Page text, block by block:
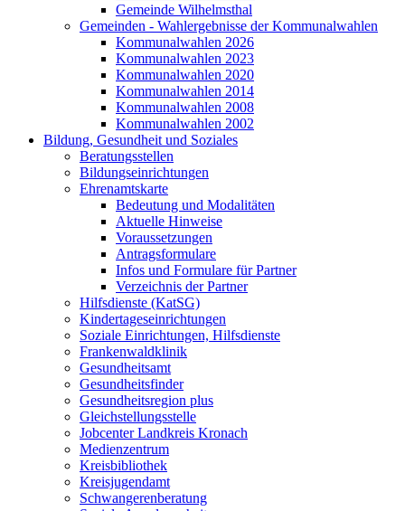
Gemeinde Wilhelmsthal
Gemeinden - Wahlergebnisse der Kommunalwahlen
Kommunalwahlen 2026
Kommunalwahlen 2023
Kommunalwahlen 2020
Kommunalwahlen 2014
Kommunalwahlen 2008
Kommunalwahlen 2002
Bildung, Gesundheit und Soziales
Beratungsstellen
Bildungseinrichtungen
Ehrenamtskarte
Bedeutung und Modalitäten
Aktuelle Hinweise
Voraussetzungen
Antragsformulare
Infos und Formulare für Partner
Verzeichnis der Partner
Hilfsdienste (KatSG)
Kindertageseinrichtungen
Soziale Einrichtungen, Hilfsdienste
Frankenwaldklinik
Gesundheitsamt
Gesundheitsfinder
Gesundheitsregion plus
Gleichstellungsstelle
Jobcenter Landkreis Kronach
Medienzentrum
Kreisbibliothek
Kreisjugendamt
Schwangerenberatung